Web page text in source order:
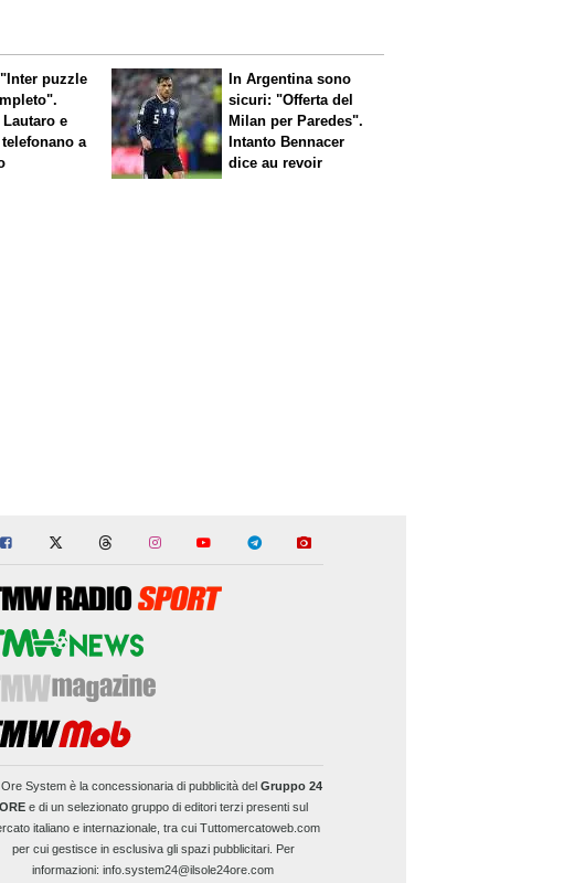
puzzle
Lautaro e
a
In Argentina sono
sicuri: "Offerta del
Milan per Paredes".
Intanto Bennacer
diceau revoir
Systemè la concessionaria di pubblicità del Gruppo 24
OREe di un selezionato gruppo di editori terzi presenti sul
italiano e internazionale, tra cui Tuttomercatoweb.com
per cui gestisce in esclusiva gli spazi pubblicitari. Per
informazioni: info.system24@ilsole24ore.com